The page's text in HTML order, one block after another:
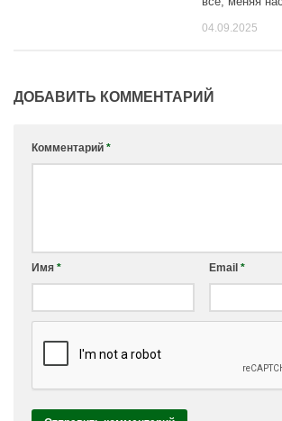
04.09.2025
ДОБАВИТЬ КОММЕНТАРИЙ
Комментарий *
Имя * Email *